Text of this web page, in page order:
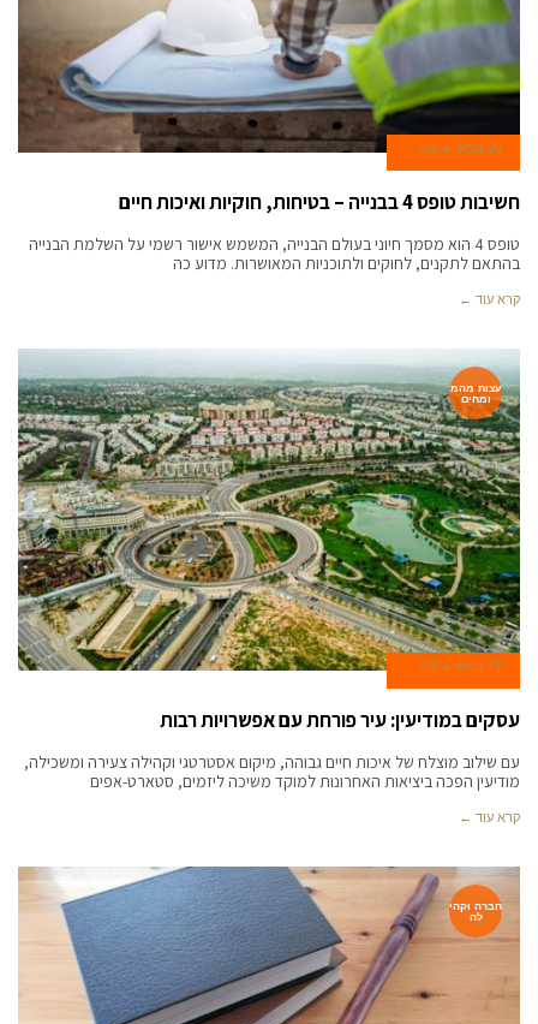
29 במאי 2024
חשיבות טופס 4 בבנייה – בטיחות, חוקיות ואיכות חיים
טופס 4 הוא מסמך חיוני בעולם הבנייה, המשמש אישור רשמי על השלמת הבנייה
בהתאם לתקנים, לחוקים ולתוכניות המאושרות. מדוע כה
קרא עוד ←
עצות מהמ
ומחים
27 במאי 2024
עסקים במודיעין: עיר פורחת עם אפשרויות רבות
עם שילוב מוצלח של איכות חיים גבוהה, מיקום אסטרטגי וקהילה צעירה ומשכילה,
מודיעין הפכה ביציאות האחרונות למוקד משיכה ליזמים, סטארט-אפים
קרא עוד ←
חברה וקהי
לה